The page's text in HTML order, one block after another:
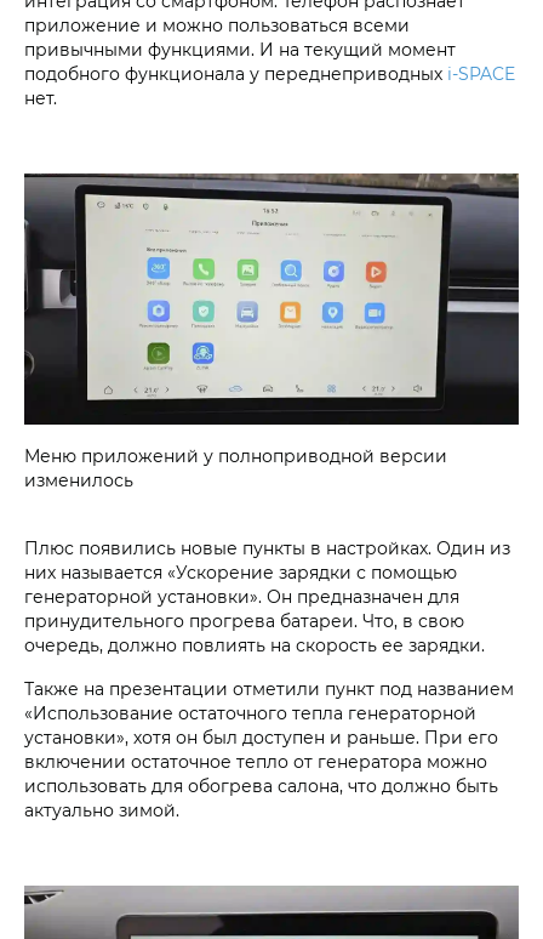
приложение и можно пользоваться всеми
привычными функциями. И на текущий момент
подобного функционала у переднеприводных i‑SPACE
нет.
Меню приложений у полноприводной версии
изменилось
Плюс появились новые пункты в настройках. Один из
них называется «Ускорение зарядки с помощью
генераторной установки». Он предназначен для
принудительного прогрева батареи. Что, в свою
очередь, должно повлиять на скорость ее зарядки.
Также на презентации отметили пункт под названием
«Использование остаточного тепла генераторной
установки», хотя он был доступен и раньше. При его
включении остаточное тепло от генератора можно
использовать для обогрева салона, что должно быть
актуально зимой.